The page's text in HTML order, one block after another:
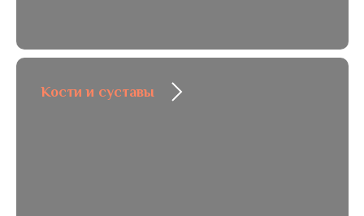
Кости и суставы